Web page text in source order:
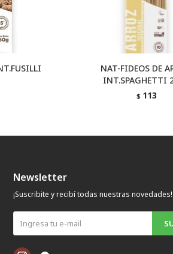
NAT-FIDEOS DE
INT.SPAGHETTI
$ 113
Newsletter
¡Suscribite y recibí todas nuestras novedades!